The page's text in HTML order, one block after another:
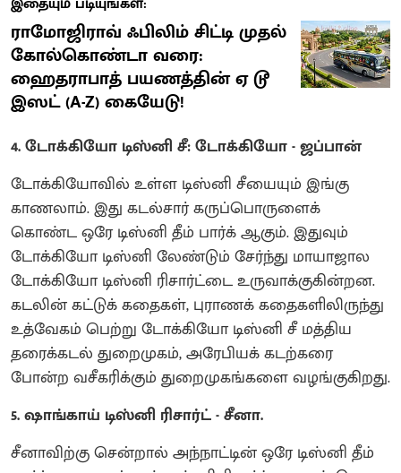
ராமோஜிராவ் ஃபிலிம் சிட்டி முதல்
கோல்கொண்டா வரை:
ஹைதராபாத் பயணத்தின் ஏ டூ
இஸட் (A-Z) கையேடு!
4. டோக்கியோ டிஸ்னி சீ: டோக்கியோ - ஜப்பான்
டோக்கியோவில் உள்ள டிஸ்னி சீயையும் இங்கு
காணலாம். இது கடல்சார் கருப்பொருளைக்
கொண்ட ஒரே டிஸ்னி தீம் பார்க் ஆகும். இதுவும்
டோக்கியோ டிஸ்னி லேண்டும் சேர்ந்து மாயாஜால
டோக்கியோ டிஸ்னி ரிசார்ட்டை உருவாக்குகின்றன.
கடலின் கட்டுக் கதைகள், புராணக் கதைகளிலிருந்து
உத்வேகம் பெற்று டோக்கியோ டிஸ்னி சீ மத்திய
தரைக்கடல் துறைமுகம், அரேபியக் கடற்கரை
போன்ற வசீகரிக்கும் துறைமுகங்களை வழங்குகிறது.
5. ஷாங்காய் டிஸ்னி ரிசார்ட் - சீனா.
சீனாவிற்கு சென்றால் அந்நாட்டின் ஒரே டிஸ்னி தீம்